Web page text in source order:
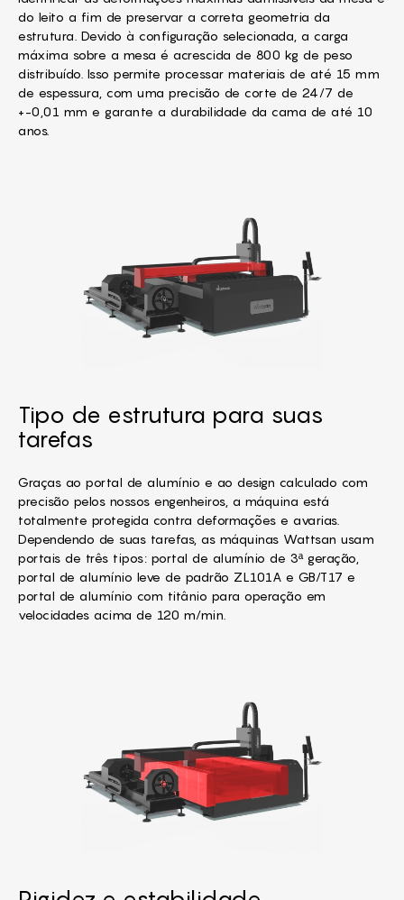
do leito a fim de preservar a correta geometria da
estrutura. Devido à configuração selecionada, a carga
máxima sobre a mesa é acrescida de 800 kg de peso
distribuído. Isso permite processar materiais de até 15 mm
de espessura, com uma precisão de corte de 24/7 de
+-0,01 mm e garante a durabilidade da cama de até 10
anos.
Tipo de estrutura para suas
tarefas
Graças ao portal de alumínio e ao design calculado com
precisão pelos nossos engenheiros, a máquina está
totalmente protegida contra deformações e avarias.
Dependendo de suas tarefas, as máquinas Wattsan usam
portais de três tipos: portal de alumínio de 3ª geração,
portal de alumínio leve de padrão ZL101A e GB/T17 e
portal de alumínio com titânio para operação em
velocidades acima de 120 m/min.